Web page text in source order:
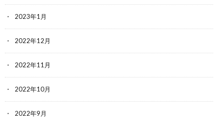
2023年1月
2022年12月
2022年11月
2022年10月
2022年9月